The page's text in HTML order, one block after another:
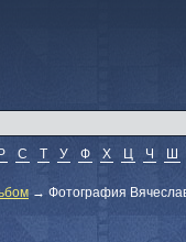
Р С Т У Ф Х Ц Ч Ш
→ Фотография